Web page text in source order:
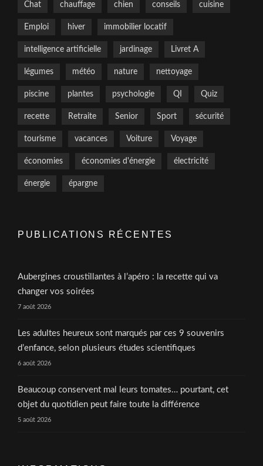
Chat chauffage chien conseils cuisine
Emploi hiver immobilier locatif
intelligence artificielle jardinage Livret A
légumes météo nature nettoyage
piscine plantes psychologie QI Quiz
recette Retraite Senior Sport sécurité
tourisme vacances Voiture Voyage
économies économies d'énergie électricité
énergie épargne
PUBLICATIONS RÉCENTES
Aubergines croustillantes à l’apéro : la recette qui va
changer vos soirées
7 août 2026
Les adultes heureux sont marqués par ces 9 souvenirs
d’enfance, selon plusieurs études scientifiques
6 août 2026
Beaucoup conservent mal leurs tomates… pourtant, cet
objet du quotidien peut faire toute la différence
5 août 2026